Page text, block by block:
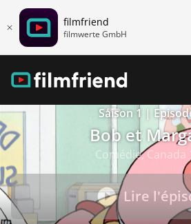
filmfriend
filmwerte GmbH
Saison 1 |
Bob et
Comédie, Canada
Lire